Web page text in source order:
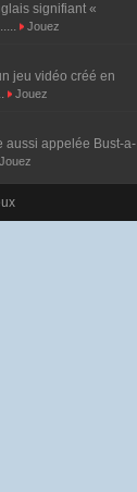
signifiant «
Jouez
jeu vidéo créé en
Jouez
aussi appelée Bust-a-
Jouez